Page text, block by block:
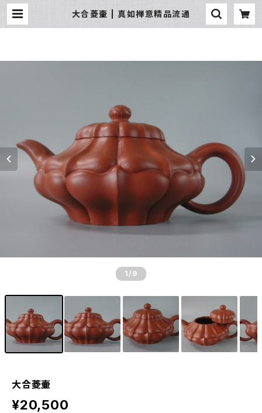
大合菱壷 | 真如禅意精品流通
1 /9
大合菱壷
¥20,500